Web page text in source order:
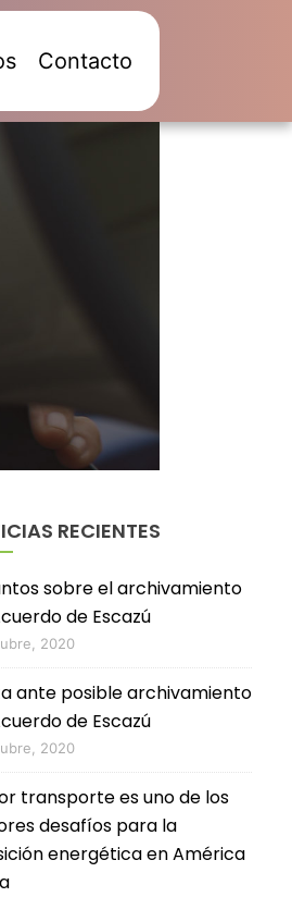
Contacto
RECIENTES
sobre el archivamiento
de Escazú
2020
ante posible archivamiento
de Escazú
2020
transporte es uno de los
desafíos para la
energética en América